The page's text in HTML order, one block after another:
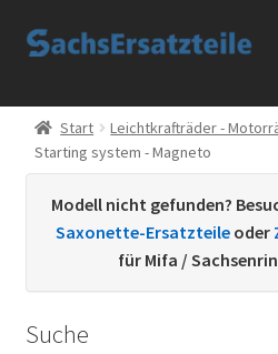
Zur
Zum
Start
AGB
Datenschutzerklärung
Kontakt
Start Leichtkrafträder -
Starting system - Magneto
Modell nicht gefunden?
Saxonette-Ersatzteile oder
für Mifa /
Suche